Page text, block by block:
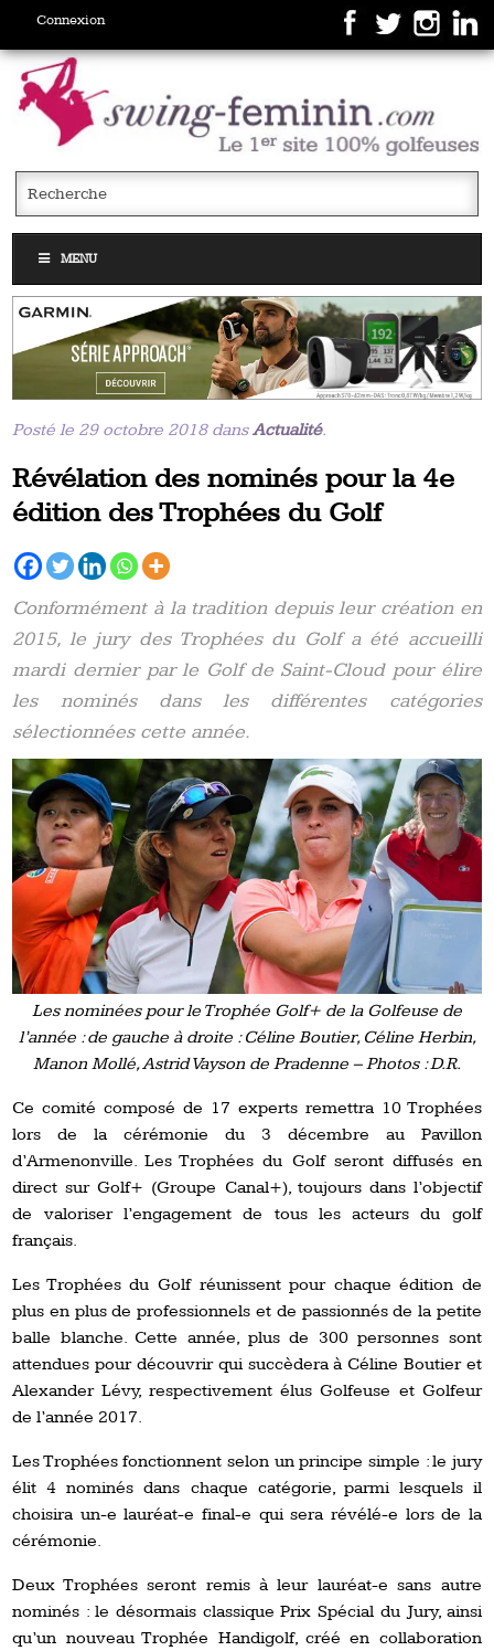
Connexion
MENU
Posté le 29 octobre 2018 dansActualité.
Révélation des nominés pour la 4e
édition des Trophées du Golf
Conformément à la tradition depuis leur création en
2015, le jury des Trophées du Golf a été accueilli
mardi dernier par le Golf de Saint-Cloud pour élire
les nominés dans les différentes catégories
sélectionnées cette année.
Les nominées pour le Trophée Golf+ de la Golfeuse de
l’année : de gauche à droite : Céline Boutier, Céline Herbin,
Manon Mollé, Astrid Vayson de Pradenne – Photos : D.R.
Ce comité composé de 17 experts remettra 10 Trophées
lors de la cérémonie du 3 décembre au Pavillon
d’Armenonville. Les Trophées du Golf seront diffusés en
direct sur Golf+ (Groupe Canal+), toujours dans l’objectif
de valoriser l’engagement de tous les acteurs du golf
français.
Les Trophées du Golf réunissent pour chaque édition de
plus en plus de professionnels et de passionnés de la petite
balle blanche. Cette année, plus de 300 personnes sont
attendues pour découvrir qui succèdera à Céline Boutier et
Alexander Lévy, respectivement élus Golfeuse et Golfeur
de l’année 2017.
Les Trophées fonctionnent selon un principe simple : le jury
élit 4 nominés dans chaque catégorie, parmi lesquels il
choisira un-e lauréat-e final-e qui sera révélé-e lors de la
cérémonie.
Deux Trophées seront remis à leur lauréat-e sans autre
nominés : le désormais classique Prix Spécial du Jury, ainsi
qu’un nouveau Trophée Handigolf, créé en collaboration